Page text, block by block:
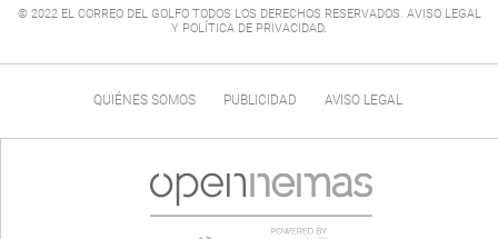
© 2022 EL CORREO DEL GOLFO TODOS LOS DERECHOS RESERVADOS. AVISO LEGAL
Y POLÍTICA DE PRIVACIDAD.
QUIÉNES SOMOS PUBLICIDAD AVISO LEGAL